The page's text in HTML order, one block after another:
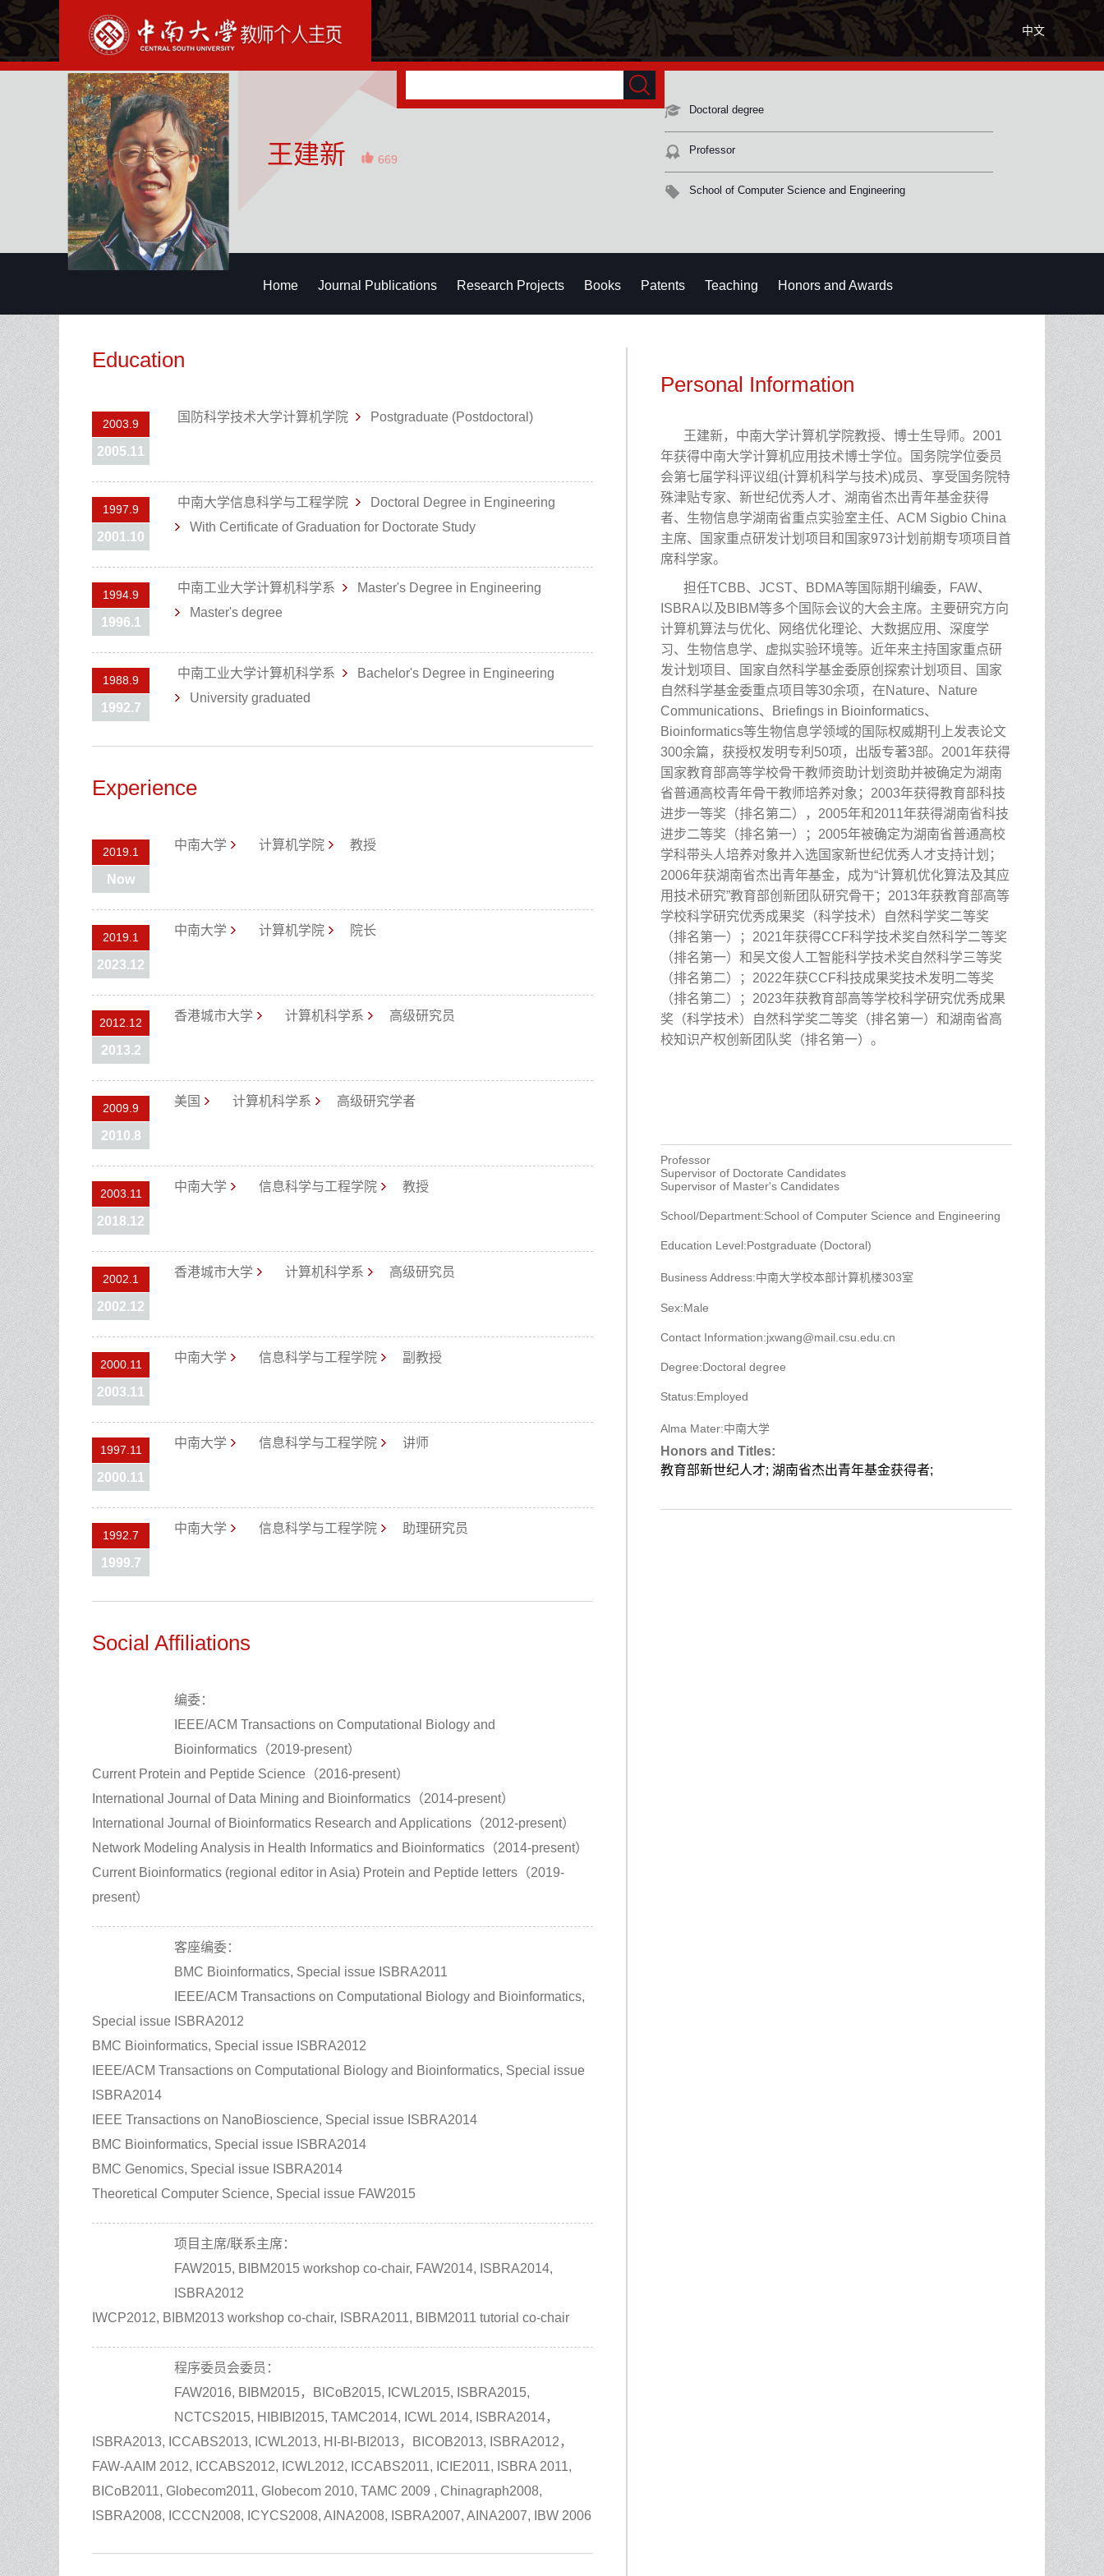
中文
王建新 669
Doctoral degree
Professor
School of Computer Science and Engineering
Home Journal Publications Research Projects Books Patents Teaching Honors and Awards
Education
2003.9
2005.11
国防科学技术大学计算机学院 Postgraduate (Postdoctoral)
1997.9
2001.10
中南大学信息科学与工程学院
Doctoral Degree in Engineering
With Certificate of Graduation for Doctorate Study
1994.9
1996.1
中南工业大学计算机科学系
Master's Degree in Engineering
Master's degree
1988.9
1992.7
中南工业大学计算机科学系
Bachelor's Degree in Engineering
University graduated
Experience
2019.1
Now
中南大学 计算机学院 教授
2019.1
2023.12
中南大学 计算机学院 院长
2012.12
2013.2
香港城市大学 计算机科学系 高级研究员
2009.9
2010.8
美国 计算机科学系 高级研究学者
2003.11
2018.12
中南大学 信息科学与工程学院 教授
2002.1
2002.12
香港城市大学 计算机科学系 高级研究员
2000.11
2003.11
中南大学 信息科学与工程学院 副教授
1997.11
2000.11
中南大学 信息科学与工程学院 讲师
1992.7
1999.7
中南大学 信息科学与工程学院 助理研究员
Social Affiliations
编委：
IEEE/ACM Transactions on Computational Biology and
Bioinformatics（2019-present）
Current Protein and Peptide Science（2016-present）
International Journal of Data Mining and Bioinformatics（2014-present）
International Journal of Bioinformatics Research and Applications（2012-present）
Network Modeling Analysis in Health Informatics and Bioinformatics（2014-present）
Current Bioinformatics (regional editor in Asia) Protein and Peptide letters（2019-
present）
客座编委：
BMC Bioinformatics, Special issue ISBRA2011
IEEE/ACM Transactions on Computational Biology and Bioinformatics,
Special issue ISBRA2012
BMC Bioinformatics, Special issue ISBRA2012
IEEE/ACM Transactions on Computational Biology and Bioinformatics, Special issue
ISBRA2014
IEEE Transactions on NanoBioscience, Special issue ISBRA2014
BMC Bioinformatics, Special issue ISBRA2014
BMC Genomics, Special issue ISBRA2014
Theoretical Computer Science, Special issue FAW2015
项目主席/联系主席：
FAW2015, BIBM2015 workshop co-chair, FAW2014, ISBRA2014,
ISBRA2012
IWCP2012, BIBM2013 workshop co-chair, ISBRA2011, BIBM2011 tutorial co-chair
程序委员会委员：
FAW2016, BIBM2015，BICoB2015, ICWL2015, ISBRA2015,
NCTCS2015, HIBIBI2015, TAMC2014, ICWL 2014, ISBRA2014，
ISBRA2013, ICCABS2013, ICWL2013, HI-BI-BI2013，BICOB2013, ISBRA2012，
FAW-AAIM 2012, ICCABS2012, ICWL2012, ICCABS2011, ICIE2011, ISBRA 2011,
BICoB2011, Globecom2011, Globecom 2010, TAMC 2009 , Chinagraph2008,
ISBRA2008, ICCCN2008, ICYCS2008, AINA2008, ISBRA2007, AINA2007, IBW 2006
Personal Information
王建新，中南大学计算机学院教授、博士生导师。 2001
年获得中南大学计算机应用技术博士学位。国务院学位委员
会第七届学科评议组 (计算机科学与技术)成员、享受国务院特
殊津贴专家、新世纪优秀人才、湖南省杰出青年基金获得
者、生物信息学湖南省重点实验室主任、 ACM Sigbio China
主席、国家重点研发计划项目和国家973计划前期专项项目首
席科学家。
担任TCBB、 JCST、 BDMA等国际期刊编委， FAW、
ISBRA以及BIBM等多个国际会议的大会主席。主要研究方向
计算机算法与优化、网络优化理论、大数据应用、深度学
习、生物信息学、虚拟实验环境等。近年来主持国家重点研
发计划项目、国家自然科学基金委原创探索计划项目、国家
自然科学基金委重点项目等30余项，在Nature、
Nature
Communications、 Briefings in Bioinformatics、
Bioinformatics等生物信息学领域的国际权威期刊上发表论文
300余篇，获授权发明专利 50项，出版专著3部。 2001年获得
国家教育部高等学校骨干教师资助计划资助并被确定为湖南
省普通高校青年骨干教师培养对象； 2003年获得教育部科技
进步一等奖（排名第二）， 2005年和2011年获得湖南省科技
进步二等奖（排名第一）； 2005年被确定为湖南省普通高校
学科带头人培养对象并入选国家新世纪优秀人才支持计划；
2006年获湖南省杰出青年基金，成为“计算机优化算法及其应
用技术研究”教育部创新团队研究骨干； 2013年获教育部高等
学校科学研究优秀成果奖（科学技术）自然科学奖二等奖
（排名第一）； 2021年获得CCF科学技术奖自然科学二等奖
（排名第一）和吴文俊人工智能科学技术奖自然科学三等奖
（排名第二）； 2022年获CCF科技成果奖技术发明二等奖
（排名第二）； 2023年获教育部高等学校科学研究优秀成果
奖（科学技术）自然科学奖二等奖（排名第一）和湖南省高
校知识产权创新团队奖（排名第一）。
Professor
Supervisor of Doctorate Candidates
Supervisor of Master's Candidates
School/Department:School of Computer Science and Engineering
Education Level:Postgraduate (Doctoral)
Business Address:中南大学校本部计算机楼303室
Sex:Male
Contact Information:jxwang@mail.csu.edu.cn
Degree:Doctoral degree
Status:Employed
Alma Mater:中南大学
Honors and Titles:
教育部新世纪人才; 湖南省杰出青年基金获得者;